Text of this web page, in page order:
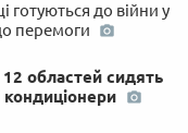
готуються до війни у
перемоги
областей сидять
кондиціонери